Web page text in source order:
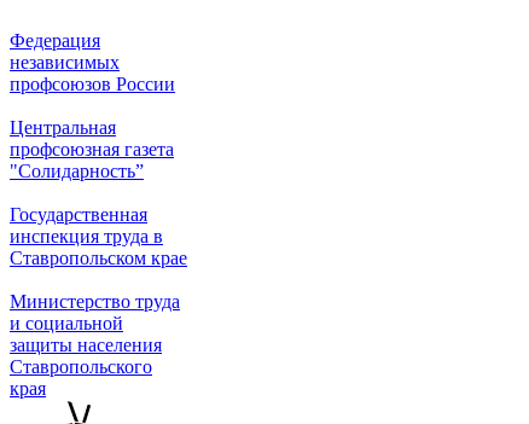
Федерация
независимых
профсоюзов России
Центральная
профсоюзная газета
"Солидарность”
Государственная
инспекция труда в
Ставропольском крае
Министерство труда
и социальной
защиты населения
Ставропольского
края